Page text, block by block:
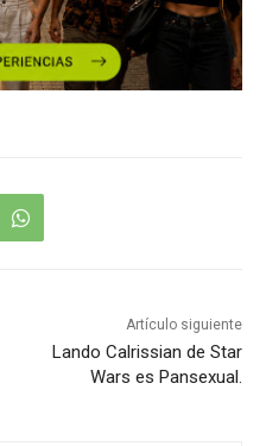
Artículo siguiente
Lando Calrissian de Star
Wars es Pansexual.